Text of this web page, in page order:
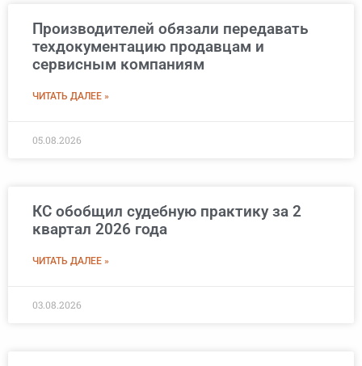
Производителей обязали передавать
техдокументацию продавцам и
сервисным компаниям
ЧИТАТЬ ДАЛЕЕ »
05.08.2026
КС обобщил судебную практику за 2
квартал 2026 года
ЧИТАТЬ ДАЛЕЕ »
03.08.2026